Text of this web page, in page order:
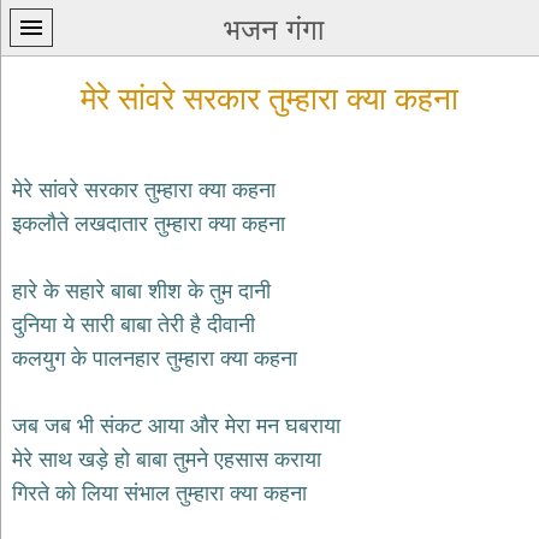
भजन गंगा
प्रथम
home
कृष्ण
भजन
krishna
शिव
भजन
bhajans
मेरे सांवरे सरकार तुम्हारा क्या कहना
मेरे सांवरे सरकार तुम्हारा क्या कहना
इकलौते लखदातार तुम्हारा क्या कहना
हारे के सहारे बाबा शीश के तुम दानी
दुनिया ये सारी बाबा तेरी है दीवानी
कलयुग के पालनहार तुम्हारा क्या कहना
जब जब भी संकट आया और मेरा मन घबराया
मेरे साथ खड़े हो बाबा तुमने एहसास कराया
गिरते को लिया संभाल तुम्हारा क्या कहना